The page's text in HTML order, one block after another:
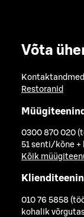
Võta
Restoranid
0300 870 020
51 senti/kõne
Kõik
010 76 5858
kohalik